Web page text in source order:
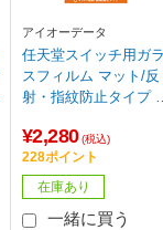
アイオーデータ
任天堂スイッチ用ガ
スフィルム マット/反
射・指紋防止タイプ
【ビックカメラグル
プオリジナル】
¥2,280 (税込)
228ポイント
在庫あり
一緒に買う